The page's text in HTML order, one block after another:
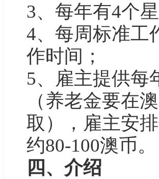
3、每年有4个
4、每周标准工
作时间；
5、雇主提供每
（养老金要在
取），雇主安
约80-100澳币
四、介绍